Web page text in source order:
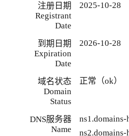
注册日期
Registrant
Date
2025-10-28
到期日期
Expiration
Date
2026-10-28
域名状态
Domain
Status
正常（ok）
DNS服务器
Name